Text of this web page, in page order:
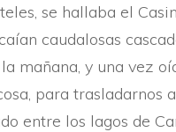
se hallaba el
caudalosas
mañana, y una vez
para trasladarnos
entre los lagos de